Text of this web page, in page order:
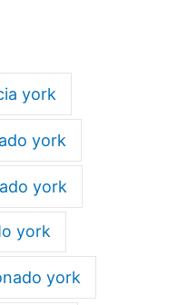
york
york
york
york
york